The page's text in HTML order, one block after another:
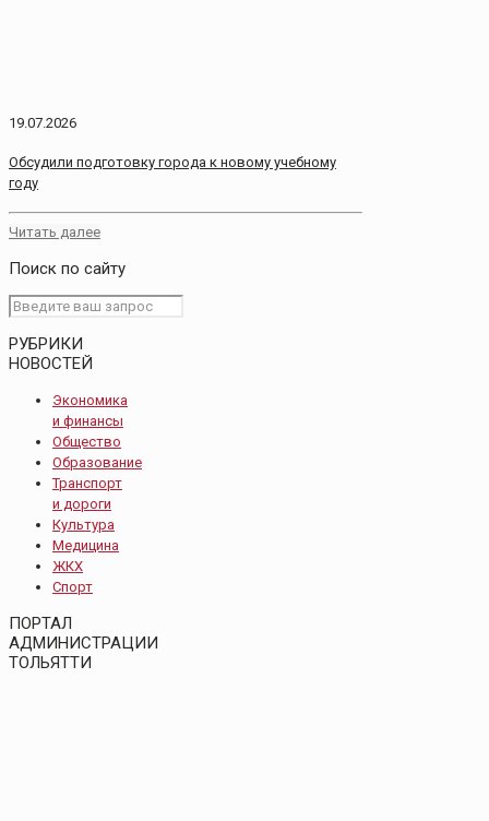
19.07.2026
Обсудили подготовку города к новому учебному
году
Читать далее
Поиск по сайту
РУБРИКИ
НОВОСТЕЙ
Экономика
и финансы
Общество
Образование
Транспорт
и дороги
Культура
Медицина
ЖКХ
Спорт
ПОРТАЛ
АДМИНИСТРАЦИИ
ТОЛЬЯТТИ